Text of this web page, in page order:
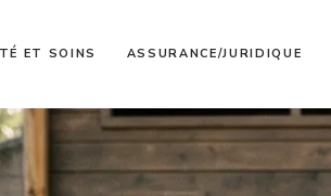
ET SOINS ASSURANCE/JURIDIQUE